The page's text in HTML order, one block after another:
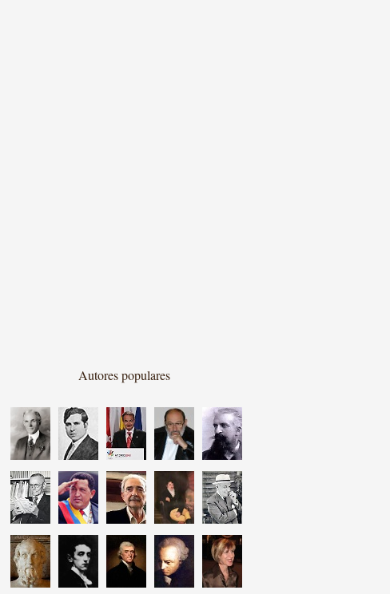
Autores populares